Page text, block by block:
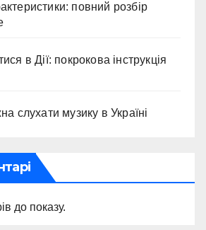
повний розбір
в Дії: покрокова інструкція
слухати музику в Україні
до показу.